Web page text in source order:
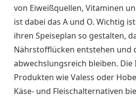
von Eiweißquellen, Vitaminen
ist dabei das A und O. Wichtig
ihren Speiseplan so gestalten,
Nährstofflücken entstehen und
abwechslungsreich bleiben.
Produkten wie Valess oder
Käse- und Fleischalternativen